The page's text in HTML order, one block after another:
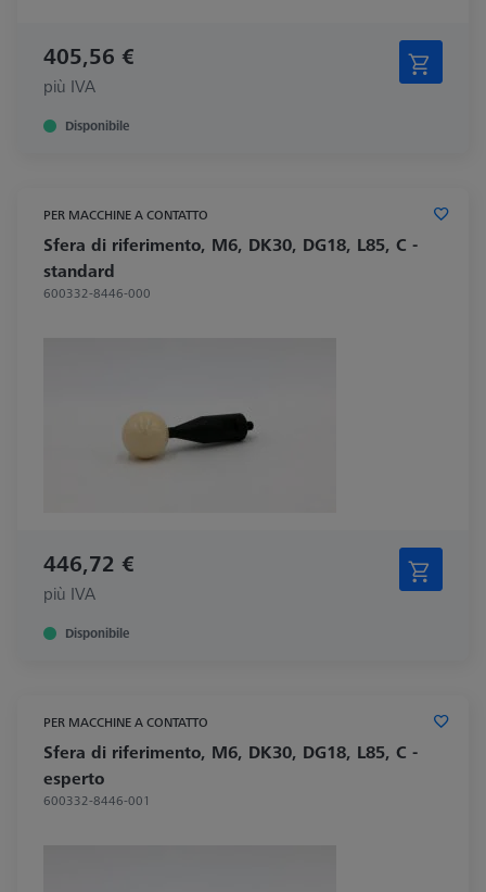
405,56 €
più IVA
Disponibile
PER MACCHINE A CONTATTO
Sfera di riferimento, M6, DK30, DG18, L85, C -
standard
600332-8446-000
446,72 €
più IVA
Disponibile
PER MACCHINE A CONTATTO
Sfera di riferimento, M6, DK30, DG18, L85, C -
esperto
600332-8446-001